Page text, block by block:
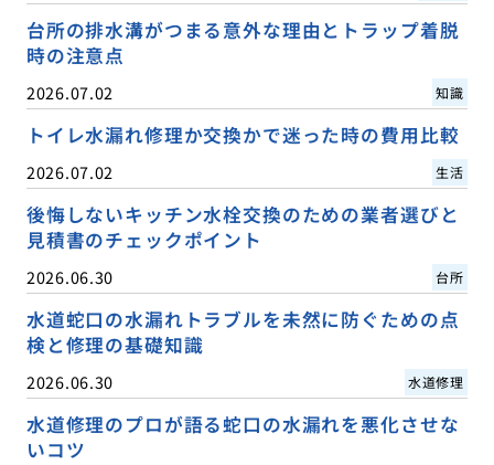
台所の排水溝がつまる意外な理由とトラップ着脱
時の注意点
2026.07.02 知識
トイレ水漏れ修理か交換かで迷った時の費用比較
2026.07.02 生活
後悔しないキッチン水栓交換のための業者選びと
見積書のチェックポイント
2026.06.30 台所
水道蛇口の水漏れトラブルを未然に防ぐための点
検と修理の基礎知識
2026.06.30 水道修理
水道修理のプロが語る蛇口の水漏れを悪化させな
いコツ